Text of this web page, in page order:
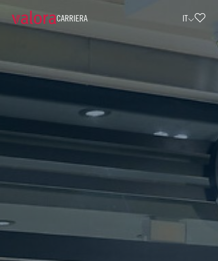
CARRIERA IT
Verkäufer cigo - 40 Std./Monat (w/